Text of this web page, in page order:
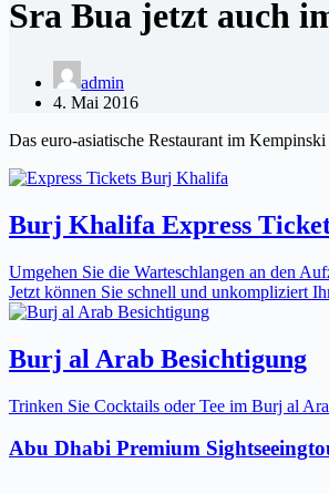
Sra Bua jetzt auch
admin
4. Mai 2016
Das euro-asiatische Restaurant im
Burj Khalifa Express
Umgehen Sie die Warteschlangen an den
Jetzt können Sie schnell und unkompliziert
Burj al Arab Besichtigung
Trinken Sie Cocktails oder Tee im Burj al
Abu Dhabi Premium